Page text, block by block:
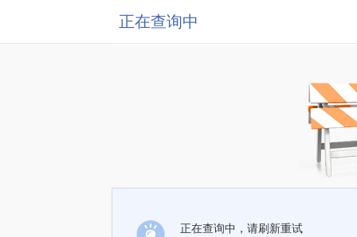
正在查询中
正在查询中，请刷新重试